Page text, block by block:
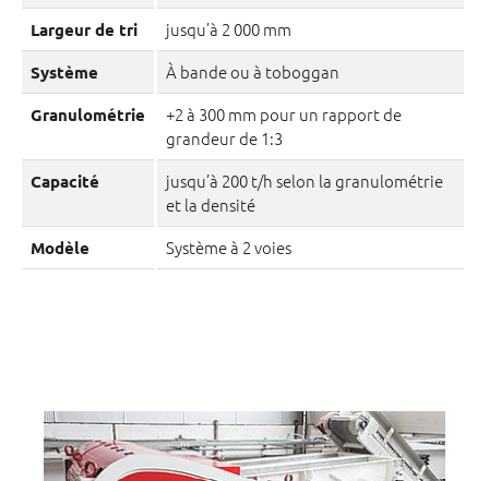
Largeur de tri jusqu’à 2 000 mm
Système À bande ou à toboggan
Granulométrie
+2 à 300 mm pour un rapport de
grandeur de 1:3
Capacité
jusqu’à 200 t/h selon la granulométrie
et la densité
Modèle Système à 2 voies